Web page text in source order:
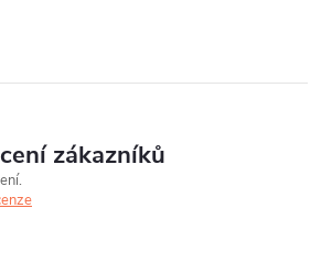
zákazníků